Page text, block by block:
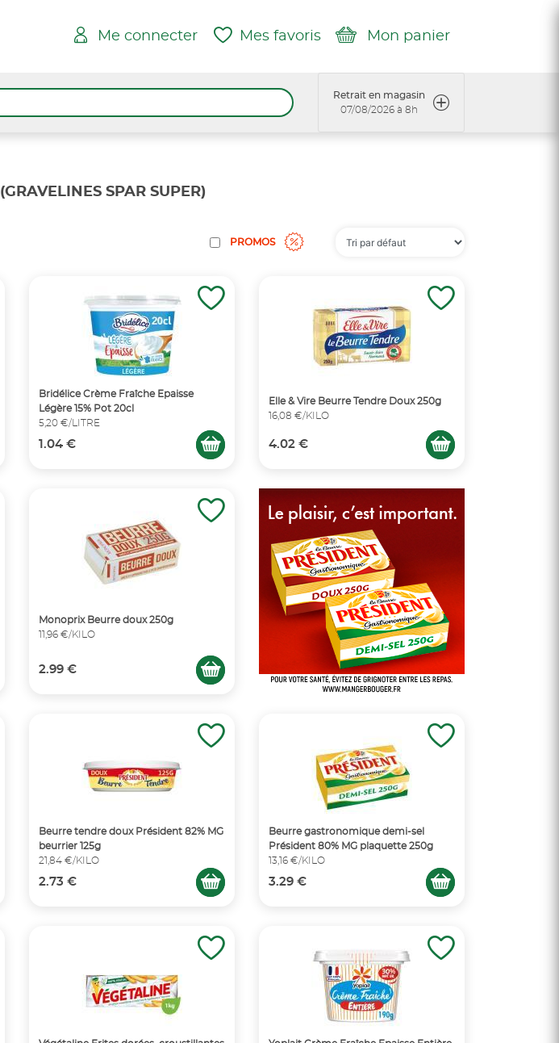
Me connecter Mes favoris Mon panier
Retrait en magasin
07/08/2026 à 8h
(GRAVELINES SPAR SUPER)
PROMOS
Bridélice Crème Fraîche Epaisse
Légère 15% Pot 20cl
5,20 €/LITRE
1.04 €
Elle & Vire Beurre Tendre Doux 250g
16,08 €/KILO
4.02 €
Monoprix Beurre doux 250g
11,96 €/KILO
2.99 €
Beurre tendre doux Président 82% MG
beurrier 125g
21,84 €/KILO
2.73 €
Beurre gastronomique demi-sel
Président 80% MG plaquette 250g
13,16 €/KILO
3.29 €